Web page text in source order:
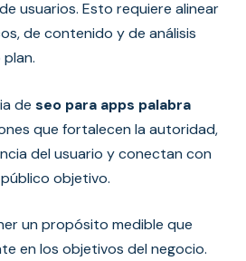
usuarios. Esto requiere alinear
de contenido y de análisis
de seo para apps palabra
que fortalecen la autoridad,
del usuario y conectan con
objetivo.
un propósito medible que
en los objetivos del negocio.